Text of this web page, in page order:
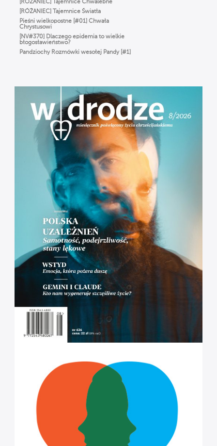
[RÓŻANIEC] Tajemnice Światła
Pieśni wielkopostne [#01] Chwała
Chrystusowi
[NV#370] Dlaczego epidemia to wielkie
błogosławieństwo?
Pandziochy Rozmówki wesołej Pandy [#1]
O Imieniu
Droga do zbawienia [#01] Adam i Ewa.
Odpowiedzialni = wolni.
[RÓŻANIEC] Tajemnice Bolesne